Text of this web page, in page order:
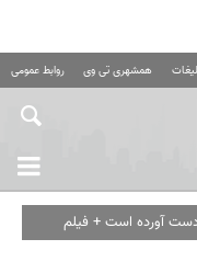
همشهری تی وی روابط عمومی
آورده است + فیلم